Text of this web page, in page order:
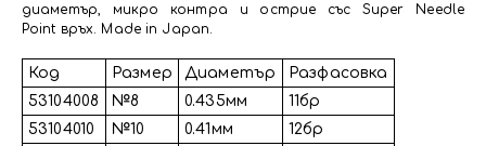
диаметър, микро контра и острие със Super Needle
Point връх. Made in Japan.
Код Размер Диаметър
Разфасовка
53104008
№8 0.435мм
11бр
53104010
№10 0.41мм
12бр